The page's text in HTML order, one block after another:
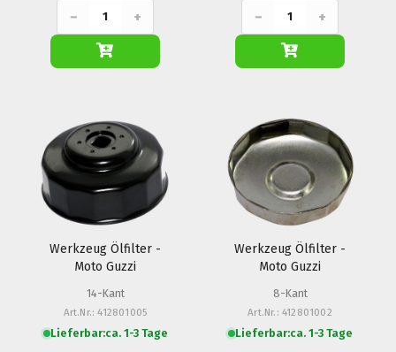
− + − +
Werkzeug Ölfilter -
Moto Guzzi
14-Kant
Art.Nr.: 412801005
Lieferbar:ca. 1-3 Tage
Werkzeug Ölfilter -
Moto Guzzi
8-Kant
Art.Nr.: 412801002
Lieferbar:ca. 1-3 Tage